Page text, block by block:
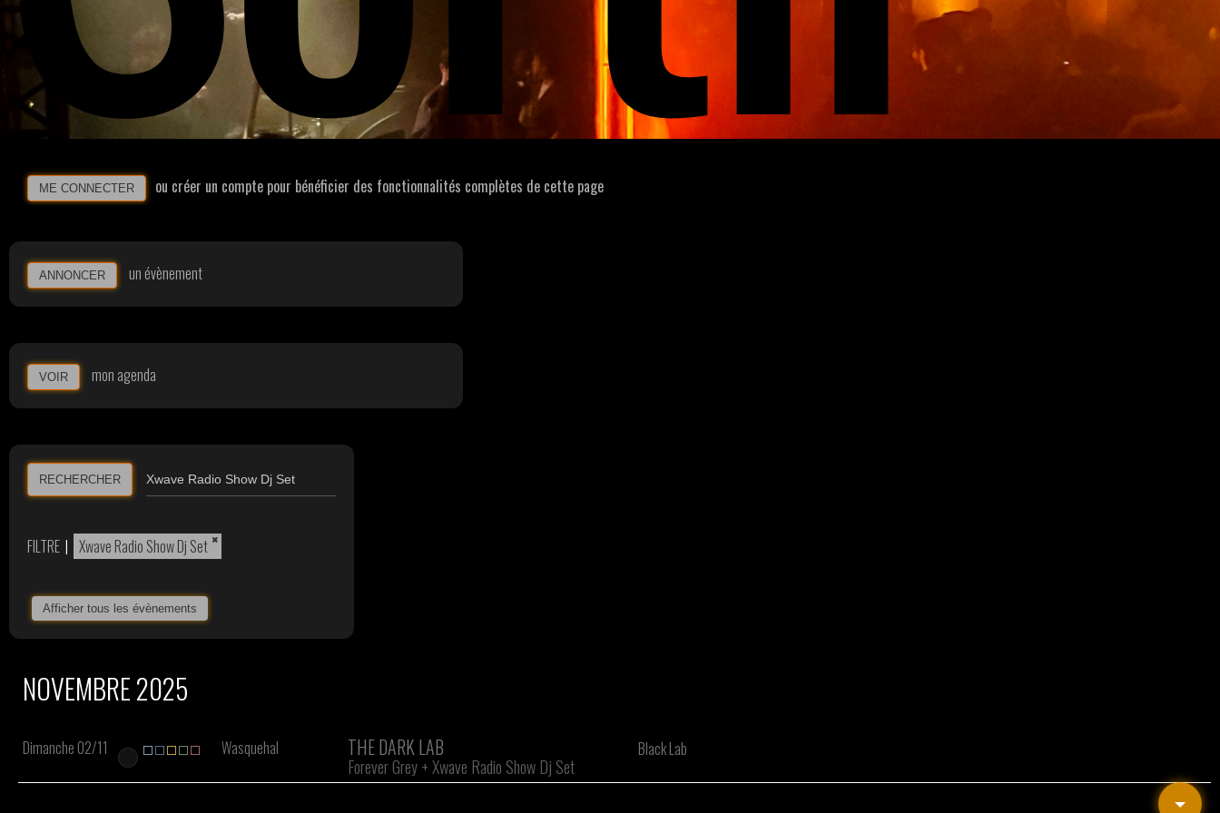
ME CONNECTER ou créer un compte pour bénéficier des fonctionnalités complètes de cette page
ANNONCER un évènement
VOIR mon agenda
RECHERCHER
FILTRE | ×
Xwave Radio Show Dj Set
Afficher tous les évènements
NOVEMBRE 2025
Dimanche 02/11 Wasquehal THE DARK LAB
Forever Grey+Xwave Radio Show Dj Set
Black Lab